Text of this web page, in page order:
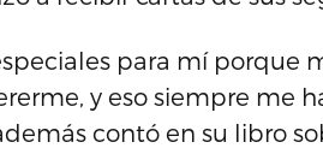
para mí porque
y eso siempre me
contó en su libro